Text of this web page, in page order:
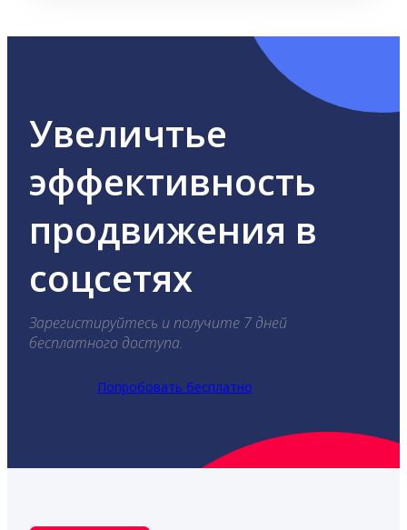
Увеличтье
эффективность
продвижения в
соцсетях
Зарегистируйтесь и получите 7 дней
бесплатного доступа.
Попробовать бесплатно